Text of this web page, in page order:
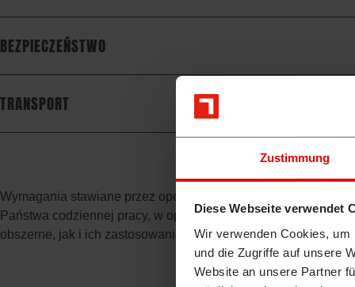
Zustimmung
Diese Webseite verwendet
Wir verwenden Cookies,
und die Zugriffe auf unsere
Website an unsere Partner
BEZPIECZEŃSTWO
TRANSPORT
Wymagania stawiane przez operatorów koparek stanowią
Państwa codziennej pracy, w oparciu o najwyższe
obszerne, jak i ich zastosowanie. A typowa konstrukcja